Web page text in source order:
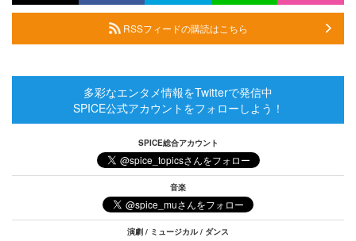
RSSフィードの購読はこちら
多彩なエンタメ情報をTwitterで発信中
SPICE公式アカウントをフォローしよう！
SPICE総合アカウント
音楽
演劇 / ミュージカル / ダンス